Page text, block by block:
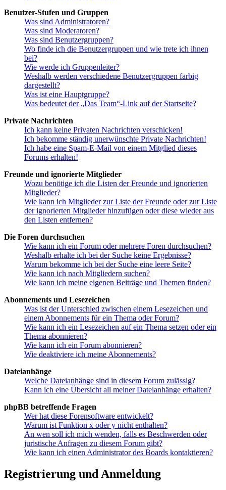
Benutzer-Stufen und Gruppen
Was sind Administratoren?
Was sind Moderatoren?
Was sind Benutzergruppen?
Wo finde ich die Benutzergruppen und wie trete ich ihnen
bei?
Wie werde ich Gruppenleiter?
Weshalb werden verschiedene Benutzergruppen farbig
dargestellt?
Was ist eine Hauptgruppe?
Was bedeutet der „Das Team“-Link auf der Startseite?
Private Nachrichten
Ich kann keine Privaten Nachrichten verschicken!
Ich bekomme ständig unerwünschte Private Nachrichten!
Ich habe eine Spam-E-Mail von einem Mitglied dieses
Forums erhalten!
Freunde und ignorierte Mitglieder
Wozu benötige ich die Listen der Freunde und ignorierten
Mitglieder?
Wie kann ich Mitglieder zur Liste der Freunde oder zur Liste
der ignorierten Mitglieder hinzufügen oder diese wieder aus
den Listen entfernen?
Die Foren durchsuchen
Wie kann ich ein Forum oder mehrere Foren durchsuchen?
Weshalb erhalte ich bei der Suche keine Ergebnisse?
Warum bekomme ich bei der Suche eine leere Seite?
Wie kann ich nach Mitgliedern suchen?
Wie kann ich meine eigenen Beiträge und Themen finden?
Abonnements und Lesezeichen
Was ist der Unterschied zwischen einem Lesezeichen und
einem Abonnements für ein Thema oder Forum?
Wie kann ich ein Lesezeichen auf ein Thema setzen oder ein
Thema abonnieren?
Wie kann ich ein Forum abonnieren?
Wie deaktiviere ich meine Abonnements?
Dateianhänge
Welche Dateianhänge sind in diesem Forum zulässig?
Kann ich eine Übersicht all meiner Dateianhänge erhalten?
phpBB betreffende Fragen
Wer hat diese Forensoftware entwickelt?
Warum ist Funktion x oder y nicht enthalten?
An wen soll ich mich wenden, falls es Beschwerden oder
juristische Anfragen zu diesem Forum gibt?
Wie kann ich einen Administrator des Boards kontaktieren?
Registrierung und Anmeldung